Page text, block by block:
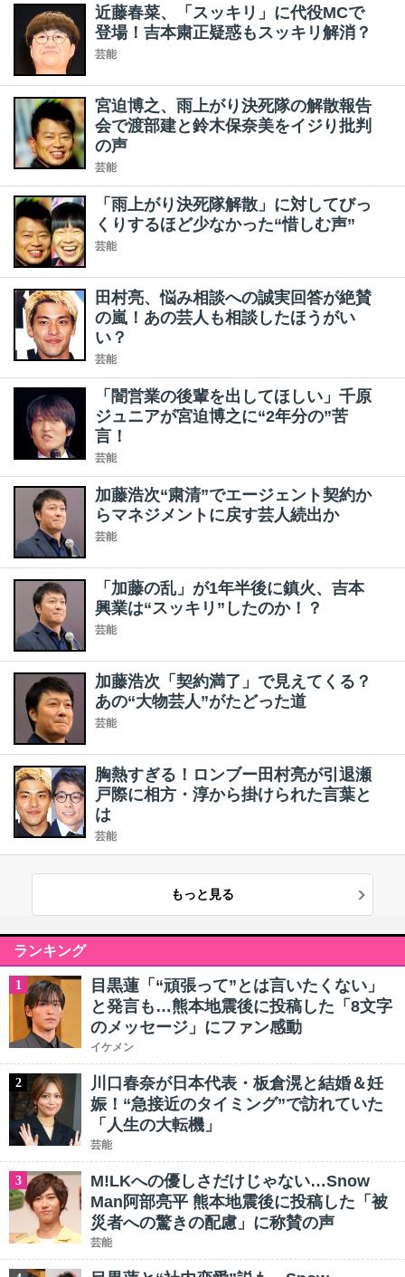
近藤春菜、「スッキリ」に代役MCで
登場！吉本粛正疑惑もスッキリ解消？
芸能
宮迫博之、雨上がり決死隊の解散報告
会で渡部建と鈴木保奈美をイジり批判
の声
芸能
「雨上がり決死隊解散」に対してびっ
くりするほど少なかった“惜しむ声”
芸能
田村亮、悩み相談への誠実回答が絶賛
の嵐！あの芸人も相談したほうがい
い？
芸能
「闇営業の後輩を出してほしい」千原
ジュニアが宮迫博之に“2年分の”苦
言！
芸能
加藤浩次“粛清”でエージェント契約か
らマネジメントに戻す芸人続出か
芸能
「加藤の乱」が1年半後に鎮火、吉本
興業は“スッキリ”したのか！？
芸能
加藤浩次「契約満了」で見えてくる？
あの“大物芸人”がたどった道
芸能
胸熱すぎる！ロンブー田村亮が引退瀬
戸際に相方・淳から掛けられた言葉と
は
芸能
もっと見る
ランキング
1
目黒蓮「“頑張って”とは言いたくない」
と発言も…熊本地震後に投稿した「8文字
のメッセージ」にファン感動
イケメン
2
川口春奈が日本代表・板倉滉と結婚＆妊
娠！“急接近のタイミング”で訪れていた
「人生の大転機」
芸能
3
M!LKへの優しさだけじゃない…Snow
Man阿部亮平 熊本地震後に投稿した「被
災者への驚きの配慮」に称賛の声
芸能